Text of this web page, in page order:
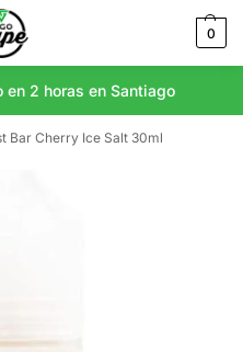
0
en 2 horas en Santiago
Bar Cherry Ice Salt 30ml